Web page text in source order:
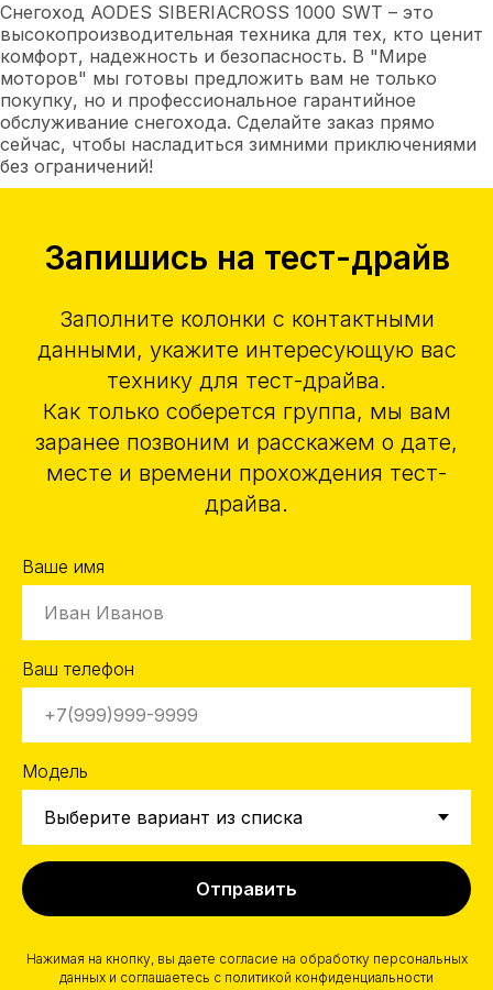
Снегоход AODES SIBERIACROSS 1000 SWT – это
высокопроизводительная техника для тех, кто ценит
комфорт, надежность и безопасность. В "Мире
моторов" мы готовы предложить вам не только
покупку, но и профессиональное гарантийное
обслуживание снегохода. Сделайте заказ прямо
сейчас, чтобы насладиться зимними приключениями
без ограничений!
Запишись на тест-драйв
Заполните колонки с контактными
данными, укажите интересующую вас
технику для тест-драйва.
Как только соберется группа, мы вам
заранее позвоним и расскажем о дате,
месте и времени прохождения тест-
драйва.
Ваше имя
Ваш телефон
Модель
Отправить
Нажимая на кнопку, вы даете согласие на обработку персональных
данных и соглашаетесь c политикой конфиденциальности